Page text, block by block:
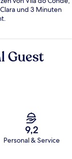
und 3 Minuten
Guest
9,2
Personal & Service